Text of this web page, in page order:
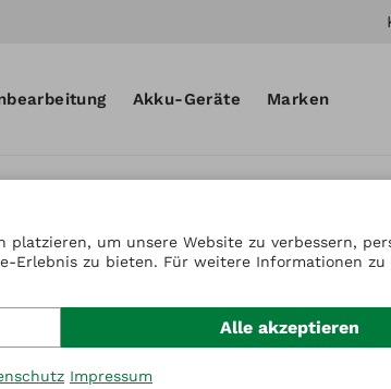
Akku-Geräte Marken
8x2
platzieren, um unsere Website zu verbessern,
Erlebnis zu bieten. Für weitere Informationen zu
Alle akzeptieren
Impressum